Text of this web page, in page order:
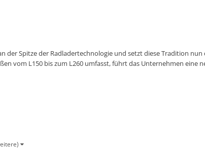
der Spitze der Radladertechnologie und setzt diese Tradition
vom L150 bis zum L260 umfasst, führt das Unternehmen eine